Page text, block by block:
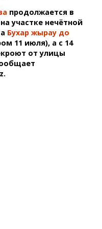
продолжается в
участке нечётной
Бухар жырау до
11 июля), а с 14
от улицы